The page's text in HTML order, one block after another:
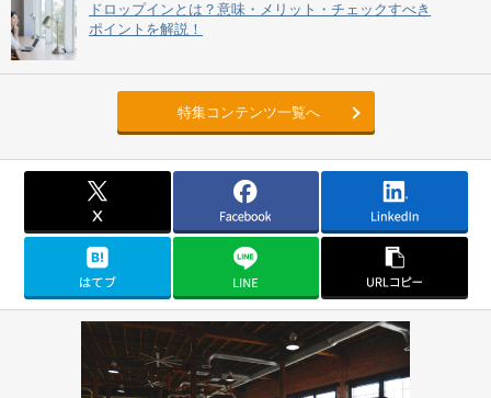
ドロップインとは？意味・メリット・チェックすべき
ポイントを解説！
特集コンテンツ一覧へ